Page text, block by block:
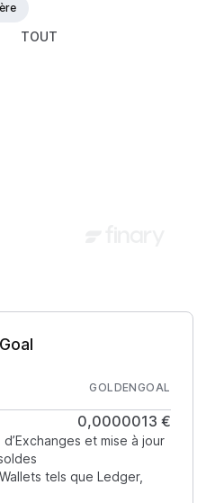
TOUT
GOLDENGOAL
0,0000013 €
et mise à jour
tels que Ledger,